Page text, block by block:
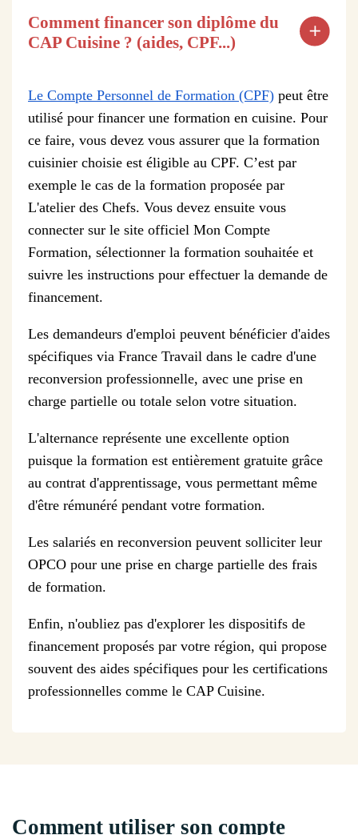
Comment financer son diplôme du
CAP Cuisine ? (aides, CPF...)
Le Compte Personnel de Formation (CPF) peut être
utilisé pour financer une formation en cuisine. Pour
ce faire, vous devez vous assurer que la formation
cuisinier choisie est éligible au CPF. C’est par
exemple le cas de la formation proposée par
L'atelier des Chefs. Vous devez ensuite vous
connecter sur le site officiel Mon Compte
Formation, sélectionner la formation souhaitée et
suivre les instructions pour effectuer la demande de
financement.
Les demandeurs d'emploi peuvent bénéficier d'aides
spécifiques via France Travail dans le cadre d'une
reconversion professionnelle, avec une prise en
charge partielle ou totale selon votre situation.
L'alternance représente une excellente option
puisque la formation est entièrement gratuite grâce
au contrat d'apprentissage, vous permettant même
d'être rémunéré pendant votre formation.
Les salariés en reconversion peuvent solliciter leur
OPCO pour une prise en charge partielle des frais
de formation.
Enfin, n'oubliez pas d'explorer les dispositifs de
financement proposés par votre région, qui propose
souvent des aides spécifiques pour les certifications
professionnelles comme le CAP Cuisine.
Comment utiliser son compte